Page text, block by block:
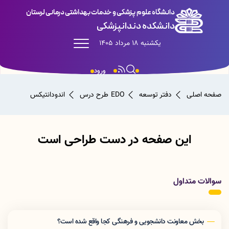
دانشگاه علوم پزشکی و خدمات بهداشتی درمانی لرستان
دانشکده دندانپزشکی
یکشنبه 18 مرداد 1405
ورود
صفحه اصلی دفتر توسعه EDO طرح درس اندودانتیکس
این صفحه در دست طراحی است
سوالات متداول
بخش معاونت دانشجویی و فرهنگی کجا واقع شده است؟